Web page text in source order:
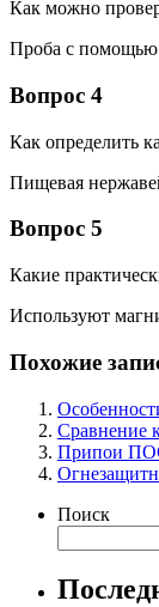
Как можно
Проба с помощью
Вопрос 4
Как определить
Пищевая
Вопрос 5
Какие
Используют
Похожие
Сравнение
Припои
Поиск